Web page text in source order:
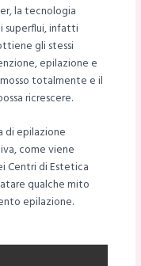
la tecnologia
superflui, infatti
gli stessi
epilazione e
totalmente e il
ricrescere.
di epilazione
come viene
Centri di Estetica
qualche mito
epilazione.